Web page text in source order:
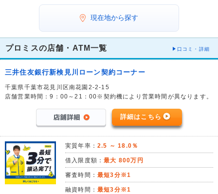
現在地から探す
プロミスの店舗・ATM一覧 口コミ・詳細
三井住友銀行新検見川ローン契約コーナー
千葉県千葉市花見川区南花園2-2-15
店舗営業時間：9：00～21：00※契約機により営業時間が異なります。
詳細はこちら
実質年率： 2.5 ～ 18.0％
借入限度額：最大 800万円
審査時間： 最短3分※1
融資時間： 最短3分※1